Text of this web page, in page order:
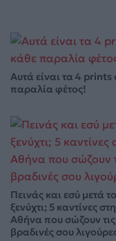
Αυτά είναι τα 4
παραλία φέτος!
Πεινάς και εσύ μετά το
ξενύχτι; 5 καντίνες
Αθήνα που σώζουν τις
βραδινές σου